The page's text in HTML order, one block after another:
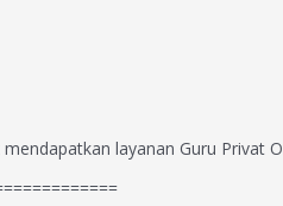
layanan Guru Privat